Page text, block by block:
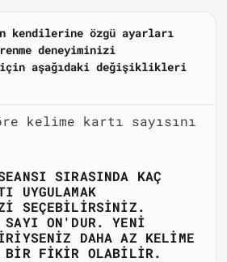
kendilerine özgü ayarları
deneyiminizi
aşağıdaki değişiklikleri
kelime kartı sayısını
SIRASINDA KAÇ
UYGULAMAK
SEÇEBILIRSINIZ.
SAYI ON'DUR. YENI
DAHA AZ KELIME
BIR FIKIR OLABILIR.